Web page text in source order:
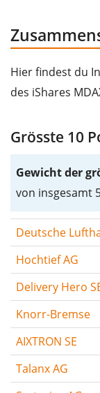
Hier findest du
des iShares
Grösste 10
Gewicht der
von insgesamt
Deutsche
Hochtief AG
Delivery Hero
Knorr-Bremse
AIXTRON SE
Talanx AG